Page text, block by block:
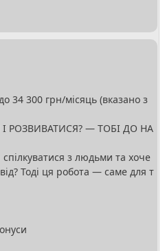
34 300 грн/місяць (вказано з
РОЗВИВАТИСЯ? — ТОБІ ДО НА
з людьми та хоче
Тоді ця робота — саме для т